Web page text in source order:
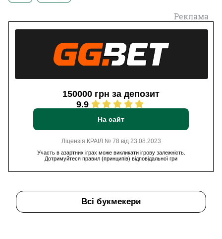
Реклама
150000 грн за депозит
9.9
На сайт
Ліцензія КРАІЛ № 78 від 23.08.2023
Участь в азартних іграх може викликати ігрову залежність.
Дотримуйтеся правил (принципів) відповідальної гри
Всі букмекери